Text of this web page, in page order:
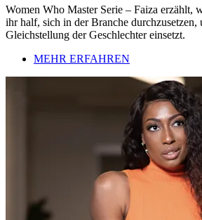
Women Who Master Serie – Faiza erzählt,
ihr half, sich in der Branche
Gleichstellung der Geschlechter einsetzt.
MEHR ERFAHREN